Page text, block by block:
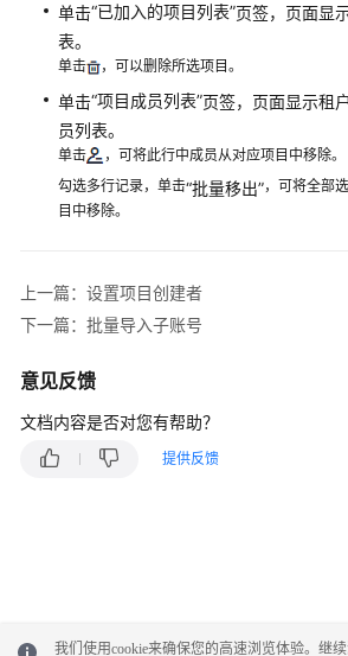
常
见
问
视
更
多
档
单击“已加入的项目列表”页签，页面显
表。
单击 ，可以删除所选项目。
单击“项目成员列表”页签，页面显示租
员列表。
单击
，可将此行中成员从对应项目中移除。
勾选多行记录，单击“批量移出”，可将全部
目中移除。
上一篇：设置项目创建者
下一篇：批量导入子账号
意见反馈
文档内容是否对您有帮助？
提供反馈
我们使用cookie来确保您的高速浏览体验。继